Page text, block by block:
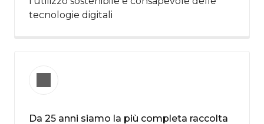
tecnologie digitali ​
Da 25 anni siamo la più completa raccolta